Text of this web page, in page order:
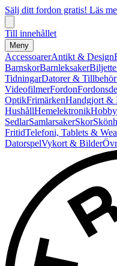
Sälj ditt fordon gratis! Läs
Till innehållet
Meny
AccessoarerAntikt & Design
BarnskorBarnleksaker
TidningarDatorer & Tillbehör
VideofilmerFordon
OptikFrimärkenHandgjort &
HushållHemelektronikHobby
SedlarSamlarsakerSkor
FritidTelefoni, Tablets &
DatorspelVykort & Bilder